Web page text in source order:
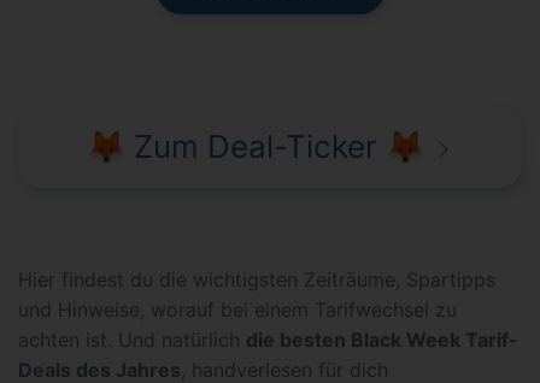
🦊 Zum Deal-Ticker 🦊
Hier findest du die wichtigsten Zeiträume, Spartipps
und Hinweise, worauf bei einem Tarifwechsel zu
achten ist. Und natürlich die besten Black Week Tarif-
Deals des Jahres , handverlesen für dich